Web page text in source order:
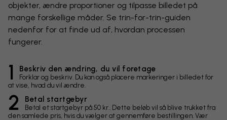
objekter, ændre proportioner og tilpasse billedet på
mange forskellige måder. Se trin-for-trin-guiden
nedenfor for at finde ud af, hvordan processen
fungerer.
1 Beskriv den ændring, du vil foretage
Forklar og beskriv. Du kan også placere markeringer i billedet for
at vise, hvad du vil ændre.
2 Betal startgebyr
Betal et startgebyr på 50 kr.. Dette beløb vil så blive trukket fra
den samlede pris, hvis du vælger at gennemføre bestillingen. Vær